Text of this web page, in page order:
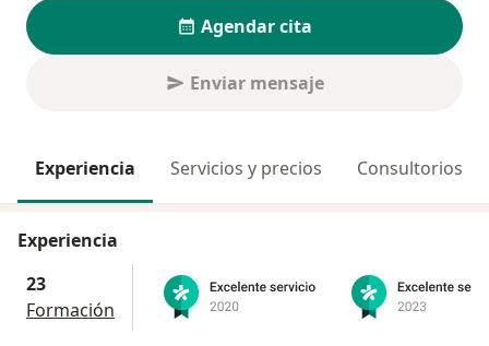
Agendar cita
Enviar mensaje
Experiencia Servicios y precios Consultorios
Experiencia
23
Formación